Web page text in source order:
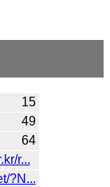
15
49
64
r...
?N...